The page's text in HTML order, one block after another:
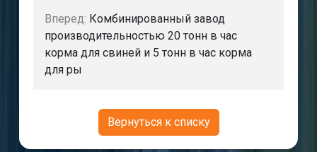
Вперед: Комбинированный завод
производительностью 20 тонн в час
корма для свиней и 5 тонн в час корма
для ры
Вернуться к списку